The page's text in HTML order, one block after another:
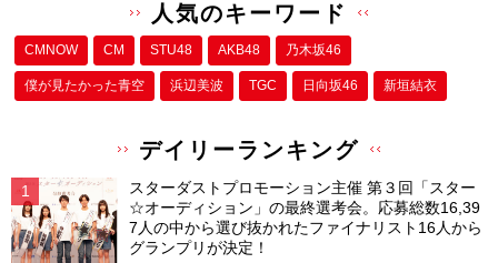
人気のキーワード
CMNOW CM STU48 AKB48 乃木坂46
僕が⾒たかった⻘空 浜辺美波 TGC 日向坂46 新垣結衣
デイリーランキング
スターダストプロモーション主催 第３回「スター
☆オーディション」の最終選考会。応募総数16,39
7人の中から選び抜かれたファイナリスト16人から
グランプリが決定！